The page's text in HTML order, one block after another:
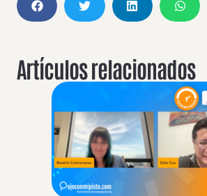
Artículos relacionados